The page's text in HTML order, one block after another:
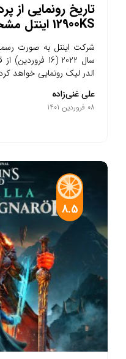
12900KS اینتل مشخص شد
سال 2022 (16
الدر لیک رونمایی خواهد
علی غنی‌زاده
08 فروردین 1401
8.5